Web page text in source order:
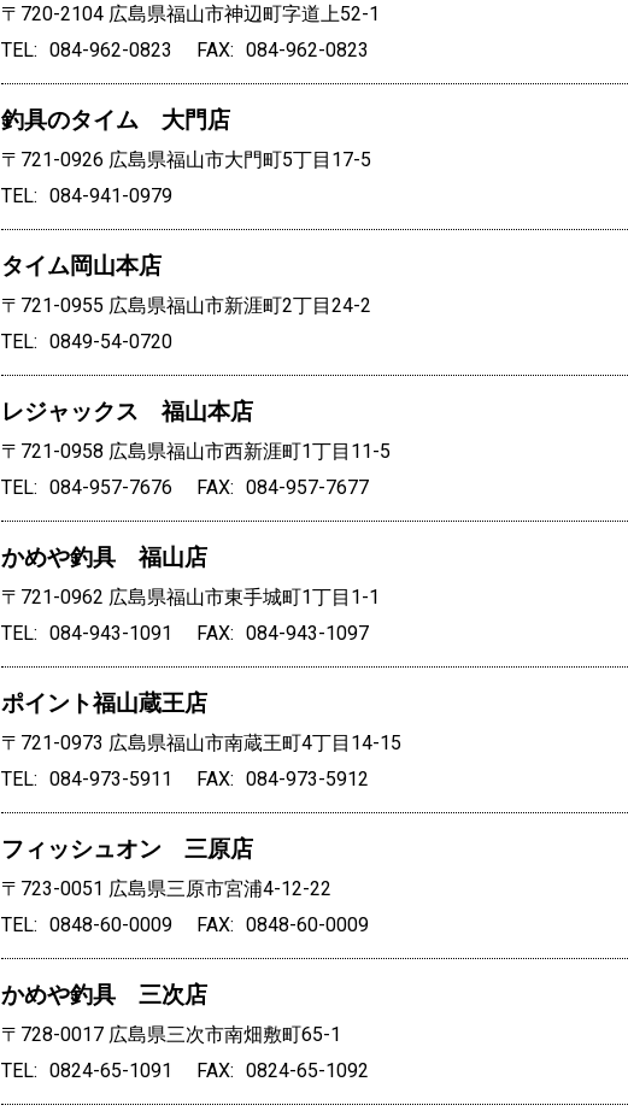
〒720-2104 広島県福山市神辺町字道上52-1
TEL
084-962-0823 FAX 084-962-0823
釣具のタイム 大門店
〒721-0926 広島県福山市大門町5丁目17-5
TEL
084-941-0979
タイム岡山本店
〒721-0955 広島県福山市新涯町2丁目24-2
TEL
0849-54-0720
レジャックス 福山本店
〒721-0958 広島県福山市西新涯町1丁目11-5
TEL
084-957-7676 FAX 084-957-7677
かめや釣具 福山店
〒721-0962 広島県福山市東手城町1丁目1-1
TEL
084-943-1091 FAX 084-943-1097
ポイント福山蔵王店
〒721-0973 広島県福山市南蔵王町4丁目14-15
TEL
084-973-5911 FAX 084-973-5912
フィッシュオン 三原店
〒723-0051 広島県三原市宮浦4-12-22
TEL
0848-60-0009 FAX 0848-60-0009
かめや釣具 三次店
〒728-0017 広島県三次市南畑敷町65-1
TEL
0824-65-1091 FAX 0824-65-1092